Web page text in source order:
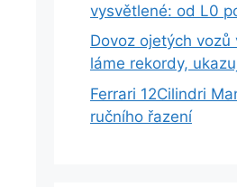
vysvětlené: od L0
Dovoz ojetých vozů
láme rekordy,
Ferrari 12Cilindri
ručního řazení